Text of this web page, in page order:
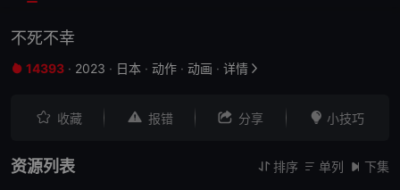
不死不幸
 14393 · 2023 · 日本 · 动作 · 动画 · 详情 
 收藏  报错  分享  小技巧
资源列表  排序  单列  下集